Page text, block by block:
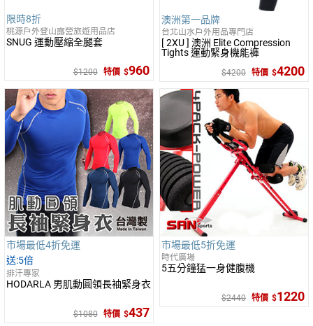
限時8折
桃源戶外登山露營旅遊用品店
SNUG 運動壓縮全腿套
1200 特價 960
澳洲第一品牌
台北山水戶外用品專門店
[ 2XU ] 澳洲 Elite Compression
Tights 運動緊身機能褲
4200 特價 4200
市場最低4折免運
5倍
排汗專家
HODARLA 男肌動圓領長袖緊身衣
1080 特價 437
市場最低5折免運
時代廣場
5五分鐘猛一身健腹機
2440 特價 1220